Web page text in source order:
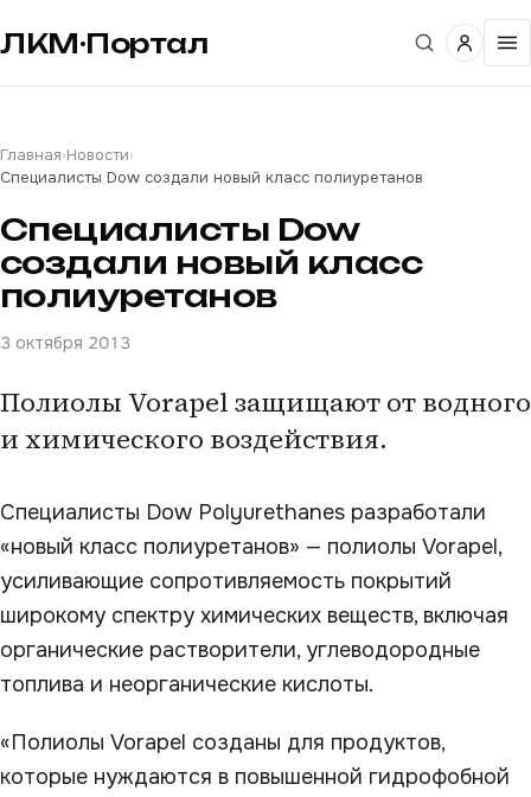
ЛКМ·Портал
Главная›Новости›
Специалисты Dow создали новый класс полиуретанов
Специалисты Dow
создали новый класс
полиуретанов
3 октября 2013
Полиолы Vorapel защищают от водного
и химического воздействия.
Специалисты Dow Polyurethanes разработали
«новый класс полиуретанов» — полиолы Vorapel,
усиливающие сопротивляемость покрытий
широкому спектру химических веществ, включая
органические растворители, углеводородные
топлива и неорганические кислоты.
«Полиолы Vorapel созданы для продуктов,
которые нуждаются в повышенной гидрофобной